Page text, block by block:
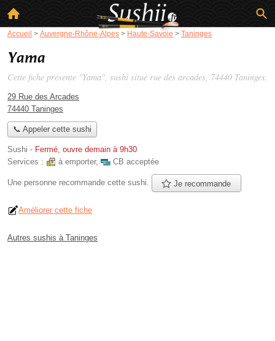
Accueil > Auvergne-Rhône-Alpes > Haute-Savoie > Taninges
Yama
Cette fiche présente "Yama", sushi situé rue des arcades, 74440 Taninges.
29 Rue des Arcades
74440 Taninges
📞 Appeler cette sushi
Sushi - Fermé, ouvre demain à 9h30
Services :
à emporter, CB acceptée
Une personne recommande cette sushi. Je recommande
Améliorer cette fiche
Autres sushis à Taninges